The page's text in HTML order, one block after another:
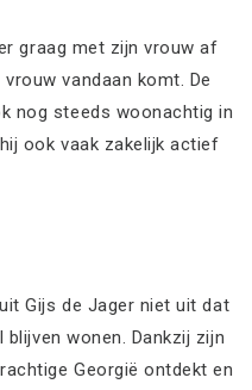
graag met zijn vrouw af
vandaan komt. De
nog steeds woonachtig in
ook vaak zakelijk actief
Gijs de Jager niet uit dat
wonen. Dankzij zijn
Georgië ontdekt en